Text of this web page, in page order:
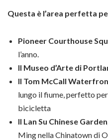
Questa è l’area perfetta
Pioneer Courthouse
l’anno.
Il Museo d’Arte di
Il Tom McCall
lungo il fiume, perfetto
bicicletta
Il Lan Su Chinese Garden
Ming nella Chinatown di